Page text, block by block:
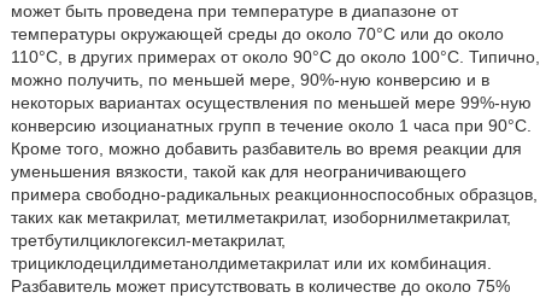
может быть проведена при температуре в диапазоне от
температуры окружающей среды до около 70°C или до около
110°C, в других примерах от около 90°C до около 100°C. Типично,
можно получить, по меньшей мере, 90%-ную конверсию и в
некоторых вариантах осуществления по меньшей мере 99%-ную
конверсию изоцианатных групп в течение около 1 часа при 90°C.
Кроме того, можно добавить разбавитель во время реакции для
уменьшения вязкости, такой как для неограничивающего
примера свободно-радикальных реакционноспособных образцов,
таких как метакрилат, метилметакрилат, изоборнилметакрилат,
третбутилциклогексил-метакрилат,
трициклодецилдиметанолдиметакрилат или их комбинация.
Разбавитель может присутствовать в количестве до около 75%